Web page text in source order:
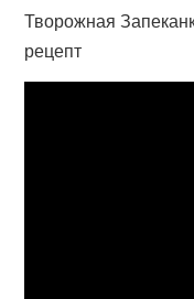
Творожная
рецепт